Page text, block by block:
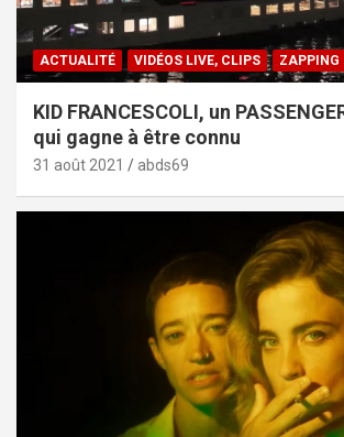
ACTUALITÉ VIDÉOS LIVE, CLIPS ZAPPING
KID FRANCESCOLI, un
qui gagne à être connu
31 août 2021 abds69